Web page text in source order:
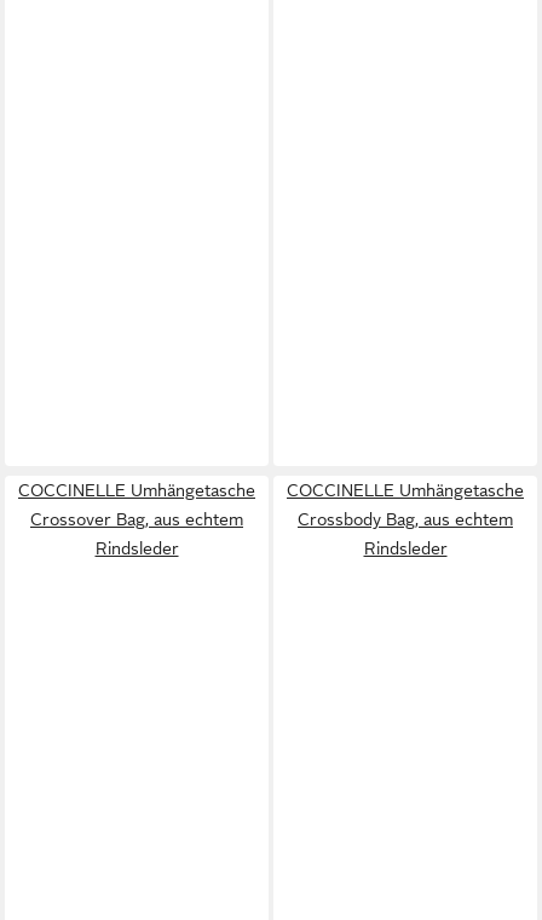
COCCINELLE Umhängetasche
Crossover Bag, aus echtem
Rindsleder
COCCINELLE Umhängetasche
Crossbody Bag, aus echtem
Rindsleder